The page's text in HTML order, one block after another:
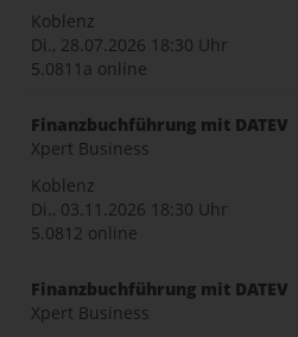
Koblenz
Di., 28.07.2026 18:30 Uhr
5.0811a online
Finanzbuchführung mit DATEV
Xpert Business
Koblenz
Di., 03.11.2026 18:30 Uhr
5.0812 online
Finanzbuchführung mit DATEV
Xpert Business